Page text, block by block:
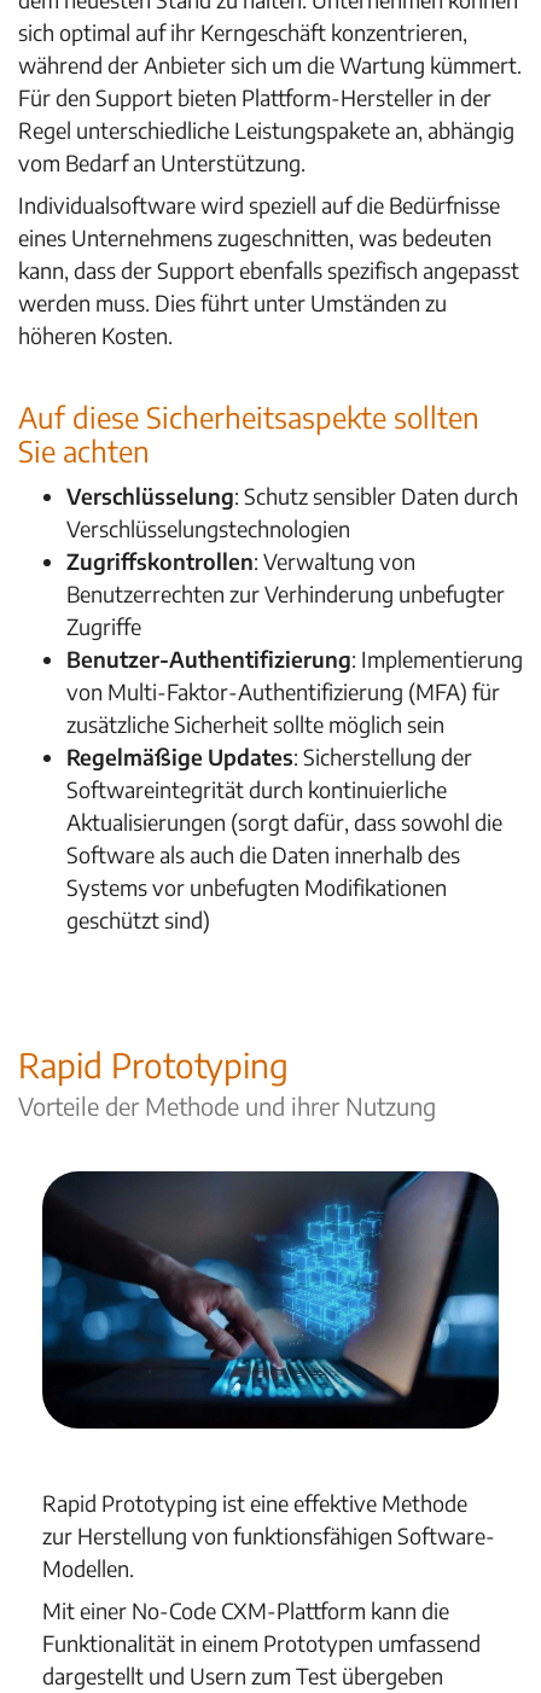
sich optimal auf ihr Kerngeschäft konzentrieren,
während der Anbieter sich um die Wartung kümmert.
Für den Support bieten Plattform-Hersteller in der
Regel unterschiedliche Leistungspakete an, abhängig
vom Bedarf an Unterstützung.
Individualsoftware wird speziell auf die Bedürfnisse
eines Unternehmens zugeschnitten, was bedeuten
kann, dass der Support ebenfalls spezifisch angepasst
werden muss. Dies führt unter Umständen zu
höheren Kosten.
Auf diese Sicherheitsaspekte sollten
Sie achten
Verschlüsselung: Schutz sensibler Daten durch
Verschlüsselungstechnologien
Zugriffskontrollen: Verwaltung von
Benutzerrechten zur Verhinderung unbefugter
Zugriffe
Benutzer-Authentifizierung: Implementierung
von Multi-Faktor-Authentifizierung (MFA) für
zusätzliche Sicherheit sollte möglich sein
Regelmäßige Updates: Sicherstellung der
Softwareintegrität durch kontinuierliche
Aktualisierungen (sorgt dafür, dass sowohl die
Software als auch die Daten innerhalb des
Systems vor unbefugten Modifikationen
geschützt sind)
Rapid Prototyping
Vorteile der Methode und ihrer Nutzung
Rapid Prototyping ist eine effektive Methode
zur Herstellung von funktionsfähigen Software-
Modellen.
Mit einer No-Code CXM-Plattform kann die
Funktionalität in einem Prototypen umfassend
dargestellt und Usern zum Test übergeben